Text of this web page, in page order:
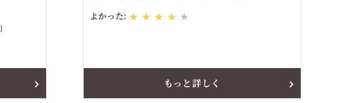
よかった: ★★★★★
もっと詳しく